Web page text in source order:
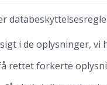
i de oplysninger, vi
rettet forkerte